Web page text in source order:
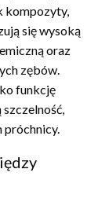
kompozyty,
się wysoką
oraz
zębów.
funkcję
próchnicy.